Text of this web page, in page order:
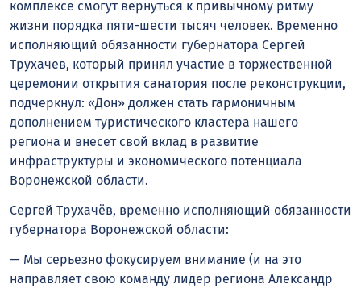
комплексе смогут вернуться к привычному ритму
жизни порядка пяти-шести тысяч человек. Временно
исполняющий обязанности губернатора Сергей
Трухачев, который принял участие в торжественной
церемонии открытия санатория после реконструкции,
подчеркнул: «Дон» должен стать гармоничным
дополнением туристического кластера нашего
региона и внесет свой вклад в развитие
инфраструктуры и экономического потенциала
Воронежской области.
Сергей Трухачёв, временно исполняющий обязанности
губернатора Воронежской области:
— Мы серьезно фокусируем внимание (и на это
направляет свою команду лидер региона Александр